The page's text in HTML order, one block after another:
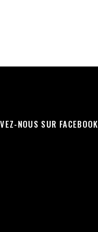
NOUS SUR FACEBOOK